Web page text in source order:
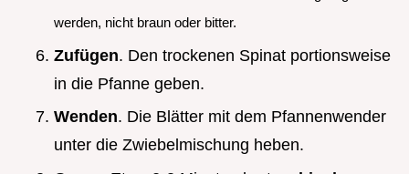
werden, nicht braun oder bitter.
Zufügen. Den trockenen Spinat portionsweise
in die Pfanne geben.
Wenden. Die Blätter mit dem Pfannenwender
unter die Zwiebelmischung heben.